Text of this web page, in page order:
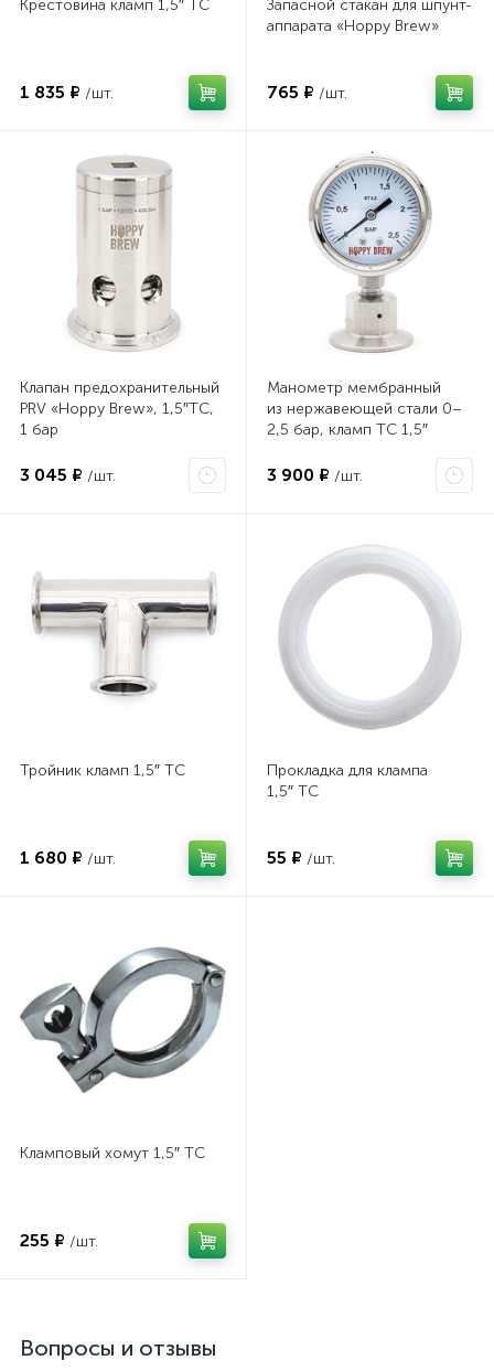
Крестовина кламп 1,5″ TC
1 835 ₽ /шт.
Запасной стакан для шпунт-
аппарата «Hoppy Brew»
765 ₽ /шт.
Клапан предохранительный
PRV «Hoppy Brew», 1,5″TC,
1 бар
3 045 ₽ /шт.
Манометр мембранный
из нержавеющей стали 0–
2,5 бар, кламп TC 1,5″
3 900 ₽ /шт.
Тройник кламп 1,5″ TC
1 680 ₽ /шт.
Прокладка для клампа
1,5″ TC
55 ₽ /шт.
Кламповый хомут 1,5″ TC
255 ₽ /шт.
Вопросы и отзывы